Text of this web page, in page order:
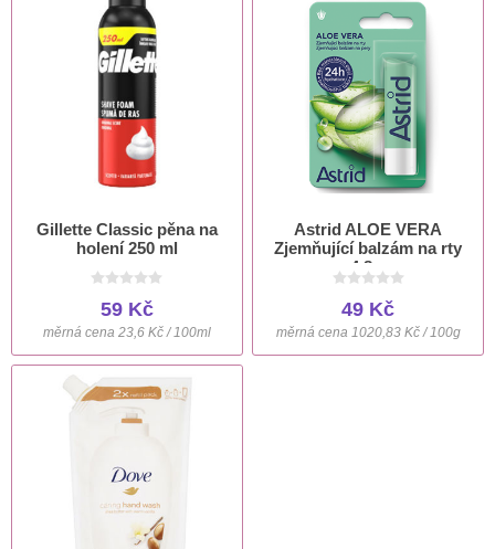
Gillette Classic pěna na
holení 250 ml
59 Kč
měrná cena 23,6 Kč / 100ml
Astrid ALOE VERA
Zjemňující balzám na rty
4,8 g
49 Kč
měrná cena 1020,83 Kč / 100g